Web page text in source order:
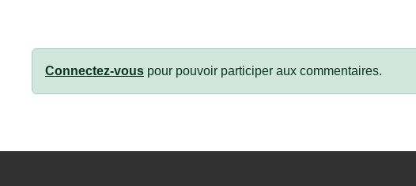
Connectez-vous pour pouvoir participer aux commentaires.